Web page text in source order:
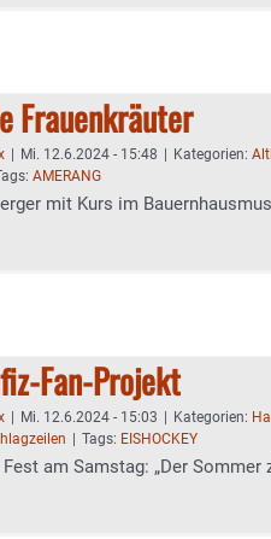
Frauenkräuter
Mi. 12.6.2024 - 15:48 Kategorien:
AMERANG
mit Kurs im
Fan-Projekt
Mi. 12.6.2024 - 15:03 Kategorien:
Tags: EISHOCKEY
am Samstag: „Der Sommer